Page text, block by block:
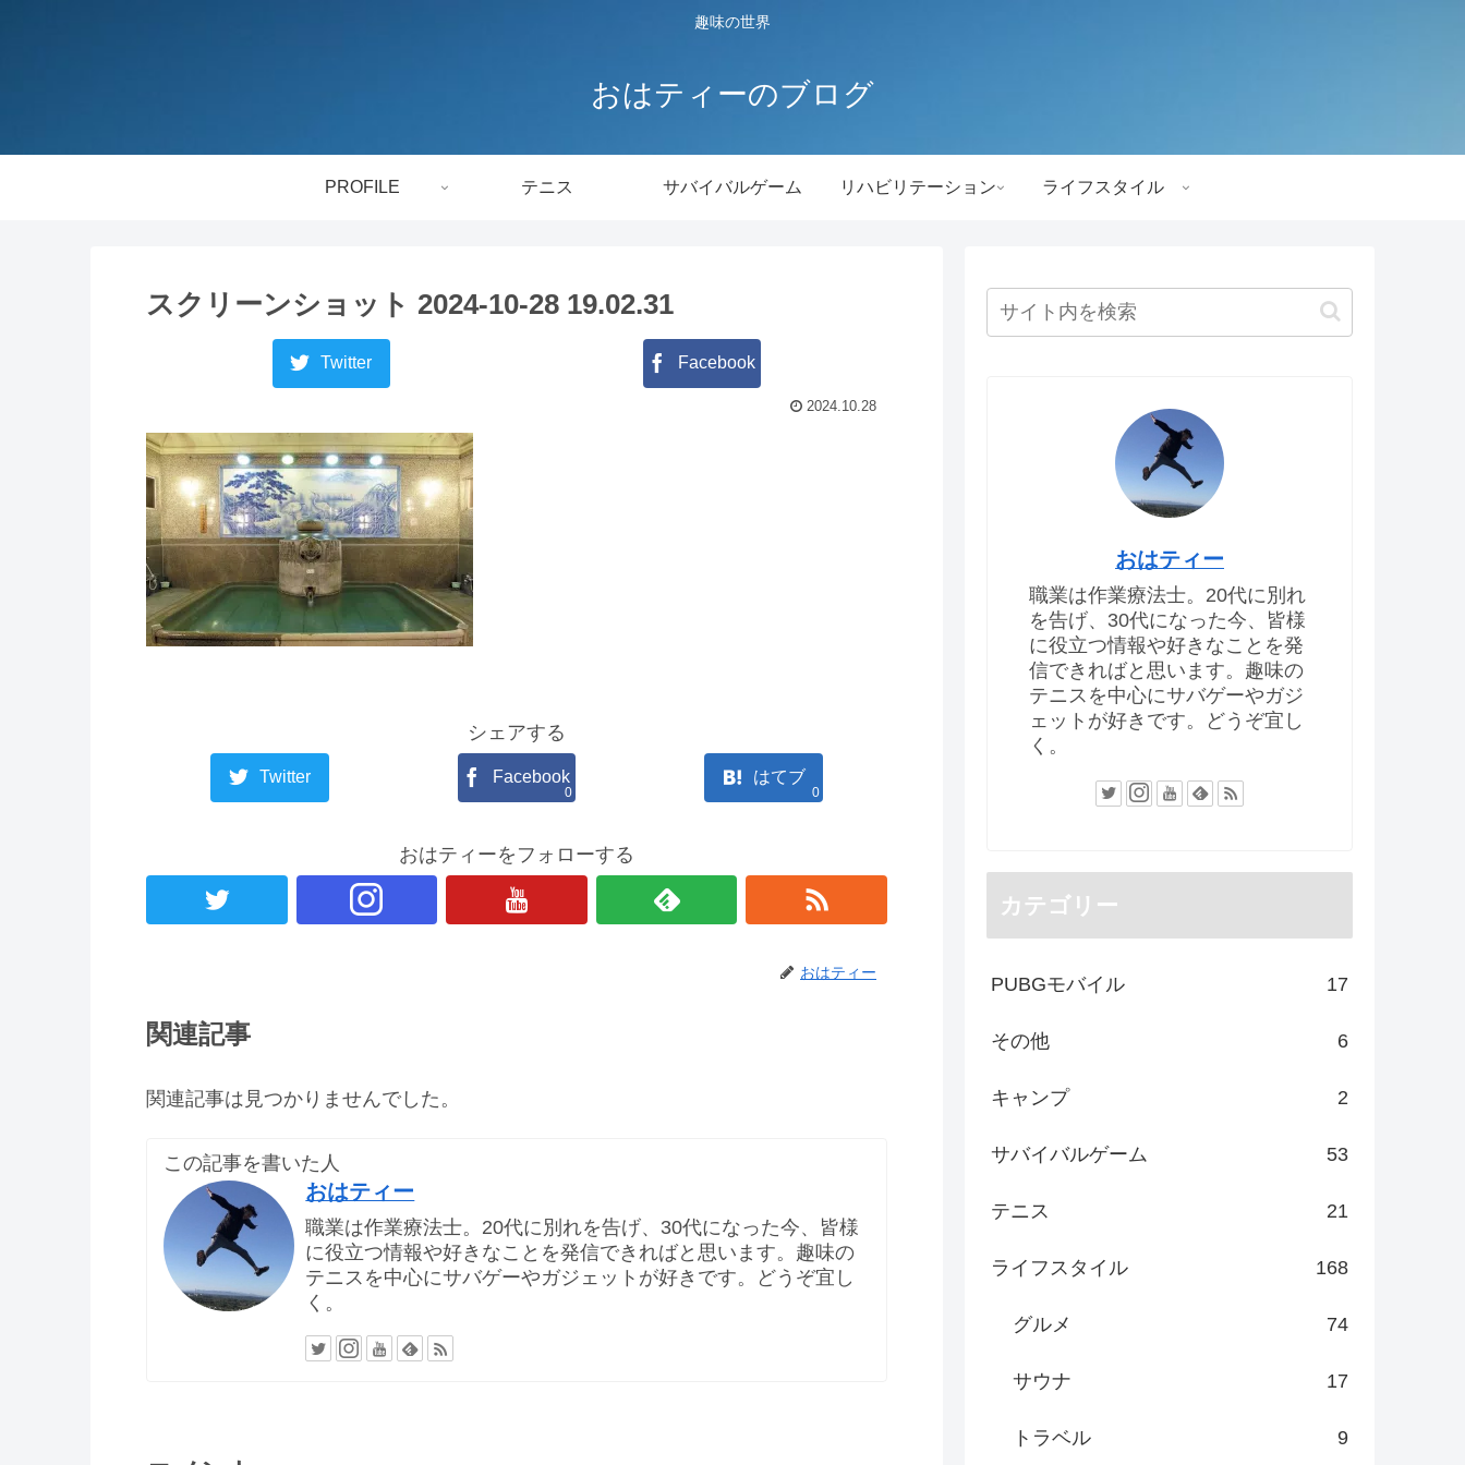
趣味の世界
おはティーのブログ
PROFILE テニス サバイバルゲーム リハビリテーション ライフスタイル
スクリーンショット 2024-10-28 19.02.31
Twitter Facebook
2024.10.28
シェアする
Twitter Facebook
0
はてブ
0
おはティーをフォローする
おはティー
関連記事
関連記事は見つかりませんでした。
この記事を書いた人
おはティー
職業は作業療法士。20代に別れを告げ、30代になった今、皆様
に役立つ情報や好きなことを発信できればと思います。趣味の
テニスを中心にサバゲーやガジェットが好きです。どうぞ宜し
く。
おはティー
職業は作業療法士。20代に別れ
を告げ、30代になった今、皆様
に役立つ情報や好きなことを発
信できればと思います。趣味の
テニスを中心にサバゲーやガジ
ェットが好きです。どうぞ宜し
く。
カテゴリー
PUBGモバイル 17
その他 6
キャンプ 2
サバイバルゲーム 53
テニス 21
ライフスタイル 168
グルメ 74
サウナ 17
トラベル 9